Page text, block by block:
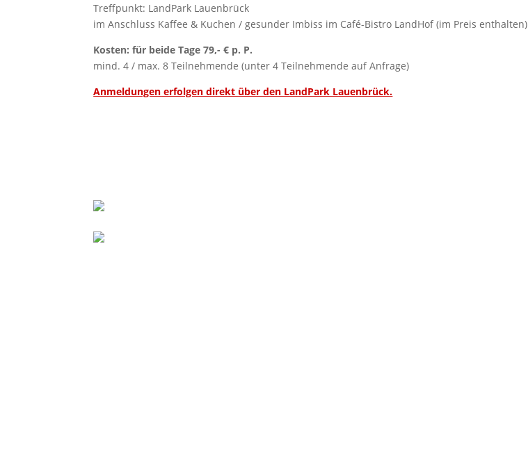
Treffpunkt: LandPark Lauenbrück
im Anschluss Kaffee & Kuchen / gesunder Imbiss im Café-Bistro LandHof (im Preis enthalten)
Kosten: für beide Tage 79,- € p. P.
mind. 4 / max. 8 Teilnehmende (unter 4 Teilnehmende auf Anfrage)
Anmeldungen erfolgen direkt über den LandPark Lauenbrück.